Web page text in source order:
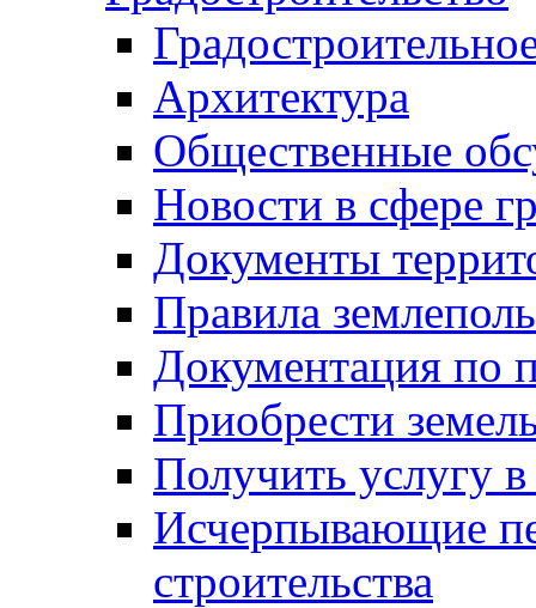
Архитектура
Общественные
Новости в сфере
Документы
Правила
Документация по
Приобрести
Получить услугу в
Исчерпывающие
строительства